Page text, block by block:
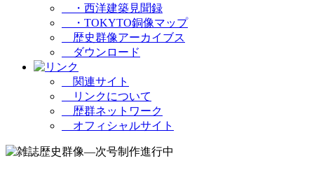
・西洋建築見聞録
・TOKYTO銅像マップ
歴史群像アーカイブス
ダウンロード
関連サイト
リンクについて
歴群ネットワーク
オフィシャルサイト